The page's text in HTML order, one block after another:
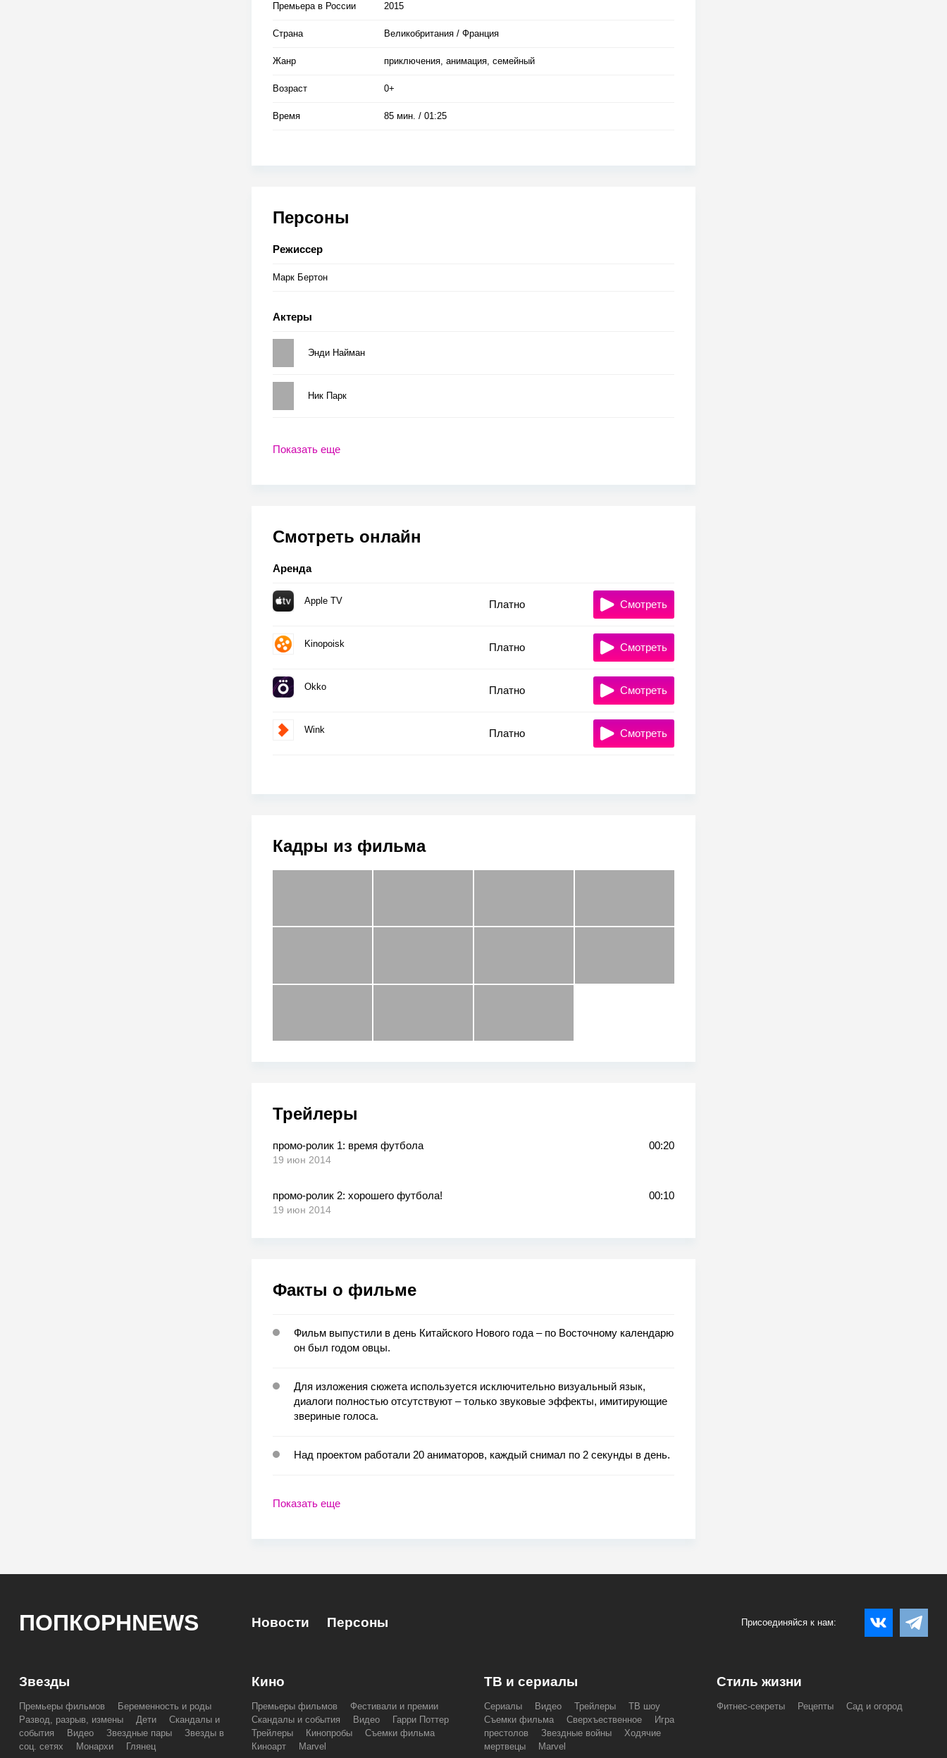
Премьера в Росcии 2015
Страна Великобритания / Франция
Жанр приключения, анимация, семейный
Возраст 0+
Время 85 мин. / 01:25
Персоны
Режиссер
Марк Бертон
Актеры
Энди Найман
Ник Парк
Показать еще
Смотреть онлайн
Аренда
Apple TV Платно Смотреть
Kinopoisk Платно Смотреть
Okko Платно Смотреть
Wink Платно Смотреть
Кадры из фильма
Трейлеры
промо-ролик 1: время футбола
19 июн 2014
00:20
промо-ролик 2: хорошего футбола!
19 июн 2014
00:10
Факты о фильме
Фильм выпустили в день Китайского Нового года ‒ по Восточному календарю
он был годом овцы.
Для изложения сюжета используется исключительно визуальный язык,
диалоги полностью отсутствуют ‒ только звуковые эффекты, имитирующие
звериные голоса.
Над проектом работали 20 аниматоров, каждый снимал по 2 секунды в день.
Показать еще
ПОПКОРНNEWS Новости Персоны Присоединяйся к нам:
Звезды
Премьеры фильмов
Беременность и роды
Развод, разрыв, измены
Дети
Скандалы и
события
Видео Звездные пары
Звезды в
соц. сетях
Монархи Глянец
Кино
Премьеры фильмов
Фестивали и премии
Скандалы и события
Видео
Гарри Поттер
Трейлеры
Кинопробы
Съемки фильма
Киноарт
Marvel
ТВ и сериалы
Сериалы Видео Трейлеры
ТВ шоу
Съемки фильма
Сверхъественное
Игра
престолов
Звездные войны
Ходячие
мертвецы
Marvel
Стиль жизни
Фитнес-секреты Рецепты Сад и огород